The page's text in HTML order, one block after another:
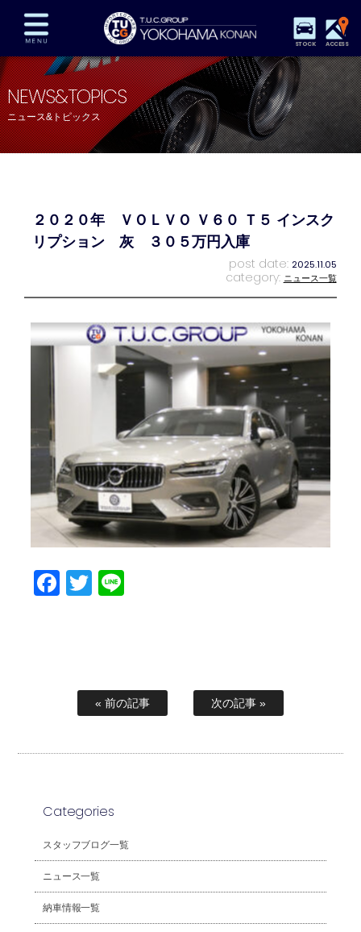
STOCK ACCESS
在庫車両情報 保証&サービス パーツリスト
TUCとは？ 店舗情報 アクセスマップ
全国納車 特別作業 注文販売
プライバシーポリシー スタッフblog
NEWS&TOPICS
ニュース&トピックス
２０２０年 ＶＯＬＶＯ Ｖ６０ Ｔ５ インスク
リプション 灰 ３０５万円入庫
post date: 2025.11.05
category: ニュース一覧
Facebook
Twitter
« 前の記事 次の記事 »
Categories
スタッフブログ一覧
ニュース一覧
納車情報一覧